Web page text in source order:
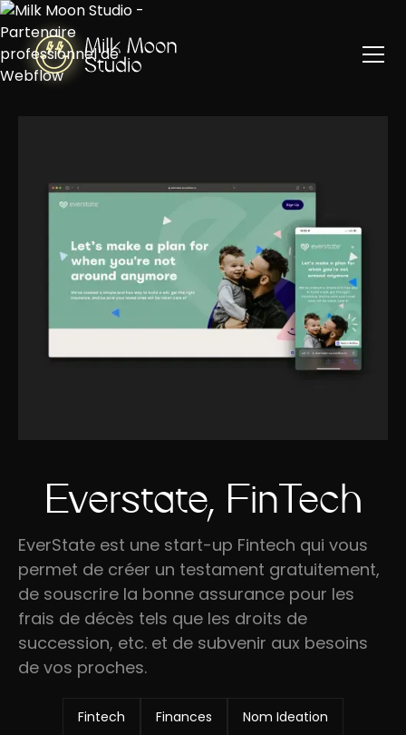
Everstate, FinTech
EverState est une start-up Fintech qui vous
permet de créer un testament gratuitement,
de souscrire la bonne assurance pour les
frais de décès tels que les droits de
succession, etc. et de subvenir aux besoins
de vos proches.
Fintech Finances Nom Ideation